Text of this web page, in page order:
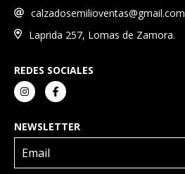
calzadosemilioventas@gmail.com
Laprida 257, Lomas de Zamora.
REDES SOCIALES
NEWSLETTER